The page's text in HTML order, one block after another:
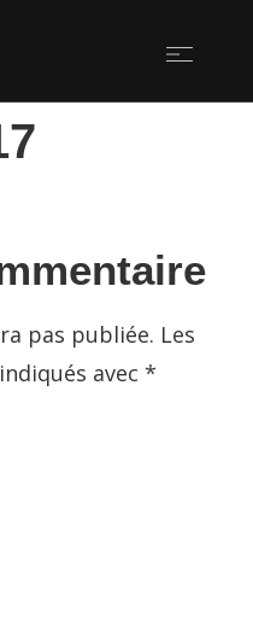
pas publiée. Les
avec *